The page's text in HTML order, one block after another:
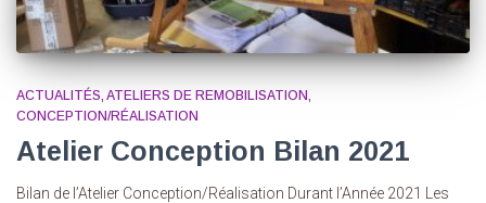
ACTUALITÉS ATELIERS DE REMOBILISATION
CONCEPTION/RÉALISATION
Atelier Conception Bilan 2021
Bilan de l’Atelier Conception/Réalisation Durant l’Année 2021 Les